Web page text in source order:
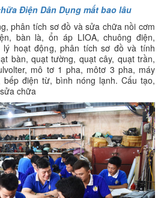
Điện Dân Dụng mất bao lâu
phân tích sơ đồ và sửa chữa nồi cơm
bàn là, ổn áp LIOA, chuông điện,
hoạt động, phân tích sơ đồ và tính
bàn, quạt tường, quạt cây, quạt trần,
mô tơ 1 pha, môtơ 3 pha, máy
điện từ, bình nóng lạnh. Cấu tạo,
chữa